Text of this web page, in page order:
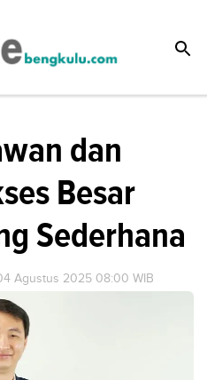
dan
Besar
Sederhana
Agustus 2025 08:00 WIB